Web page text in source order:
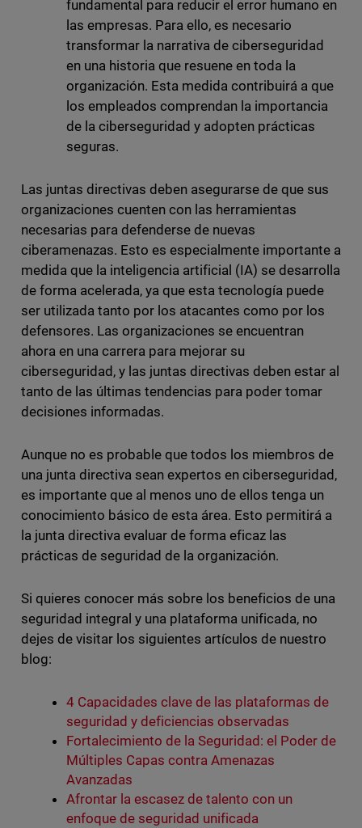
fundamental para reducir el error humano en
las empresas. Para ello, es necesario
transformar la narrativa de ciberseguridad
en una historia que resuene en toda la
organización. Esta medida contribuirá a que
los empleados comprendan la importancia
de la ciberseguridad y adopten prácticas
seguras.
Las juntas directivas deben asegurarse de que sus
organizaciones cuenten con las herramientas
necesarias para defenderse de nuevas
ciberamenazas. Esto es especialmente importante a
medida que la inteligencia artificial (IA) se desarrolla
de forma acelerada, ya que esta tecnología puede
ser utilizada tanto por los atacantes como por los
defensores. Las organizaciones se encuentran
ahora en una carrera para mejorar su
ciberseguridad, y las juntas directivas deben estar al
tanto de las últimas tendencias para poder tomar
decisiones informadas.
Aunque no es probable que todos los miembros de
una junta directiva sean expertos en ciberseguridad,
es importante que al menos uno de ellos tenga un
conocimiento básico de esta área. Esto permitirá a
la junta directiva evaluar de forma eficaz las
prácticas de seguridad de la organización.
Si quieres conocer más sobre los beneficios de una
seguridad integral y una plataforma unificada, no
dejes de visitar los siguientes artículos de nuestro
blog:
4 Capacidades clave de las plataformas de
seguridad y deficiencias observadas
Fortalecimiento de la Seguridad: el Poder de
Múltiples Capas contra Amenazas
Avanzadas
Afrontar la escasez de talento con un
enfoque de seguridad unificada